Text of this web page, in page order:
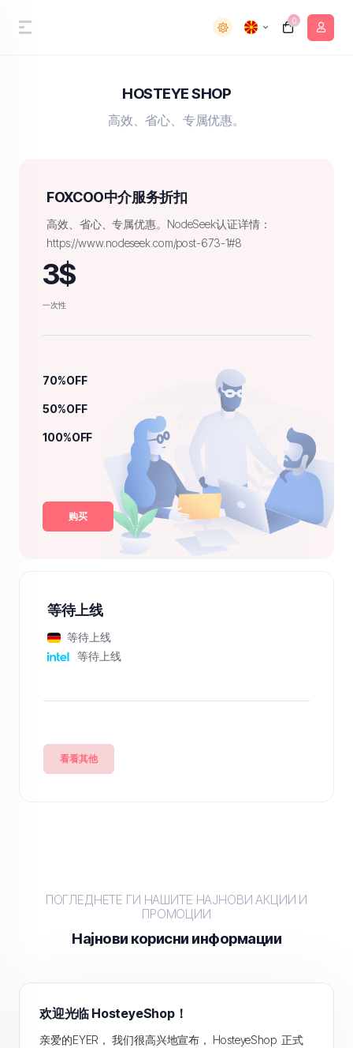
0
HOSTEYE SHOP
高效、省心、专属优惠。
FOXCOO中介服务折扣
高效、省心、专属优惠。NodeSeek认证详情：
https://www.nodeseek.com/post-673-1#8
3$
一次性
70%OFF
50%OFF
100%OFF
购买
等待上线
等待上线
等待上线
看看其他
ПОГЛЕДНЕТЕ ГИ НАШИТЕ НАЈНОВИ АКЦИИ И
ПРОМОЦИИ
Најнови корисни информации
欢迎光临 HosteyeShop！
亲爱的EYER， 我们很高兴地宣布， HosteyeShop 正式